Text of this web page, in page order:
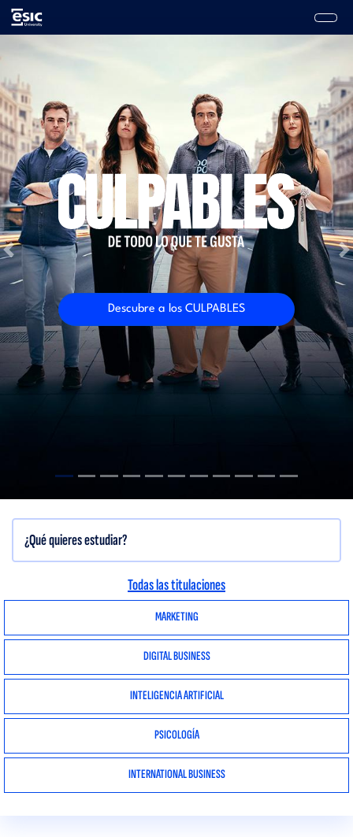
Pasar
Previous
Descubre a los CULPABLES
MARKETING
DIGITAL BUSINESS
INTELIGENCIA ARTIFICIAL
PSICOLOGÍA
INTERNATIONAL BUSINESS
Todas las titulaciones